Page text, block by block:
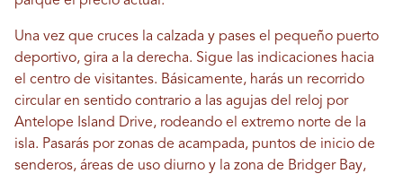
Una vez que cruces la calzada y pases el pequeño puerto
deportivo, gira a la derecha. Sigue las indicaciones hacia
el centro de visitantes. Básicamente, harás un recorrido
circular en sentido contrario a las agujas del reloj por
Antelope Island Drive, rodeando el extremo norte de la
isla. Pasarás por zonas de acampada, puntos de inicio de
senderos, áreas de uso diurno y la zona de Bridger Bay,